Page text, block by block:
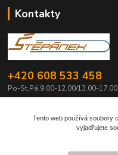
Kontakty
+420 608 533 458
Po-St,Pá,9.00-12.00/13.00-
Tento web používá soubory
vyjadřujete